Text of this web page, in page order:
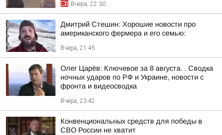
Вчера, 22:30
Дмитрий Стешин: Хорошие новости про
американского фермера и его семью:
Вчера, 21:45
Олег Царёв: Ключевое за 8 августа. . Сводка
ночных ударов по РФ и Украине, новости с
фронта и видеосводка
Вчера, 23:42
Конвенциональных средств для победы в
СВО России не хватит